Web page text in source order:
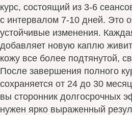
курс, состоящий из 3-6
с интервалом 7-10 дней. Это
устойчивые изменения.
добавляет новую каплю
кожу все более подтянутой,
После завершения полного
сохраняется от 24 до 30
вы сторонник долгосрочных
нужен ярко выраженный